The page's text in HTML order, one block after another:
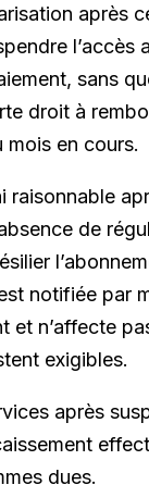
après
l’accès
sans
droit à
en cours.
raisonnable
de
notifiée par
et n’affecte
exigibles.
après
dues.